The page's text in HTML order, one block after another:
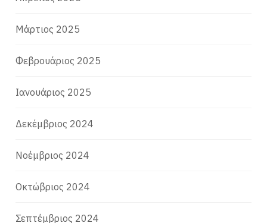
Μάρτιος 2025
Φεβρουάριος 2025
Ιανουάριος 2025
Δεκέμβριος 2024
Νοέμβριος 2024
Οκτώβριος 2024
Σεπτέμβριος 2024